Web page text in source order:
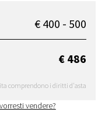
€ 400 - 500
€ 486
comprendono i diritti d'asta
vendere?